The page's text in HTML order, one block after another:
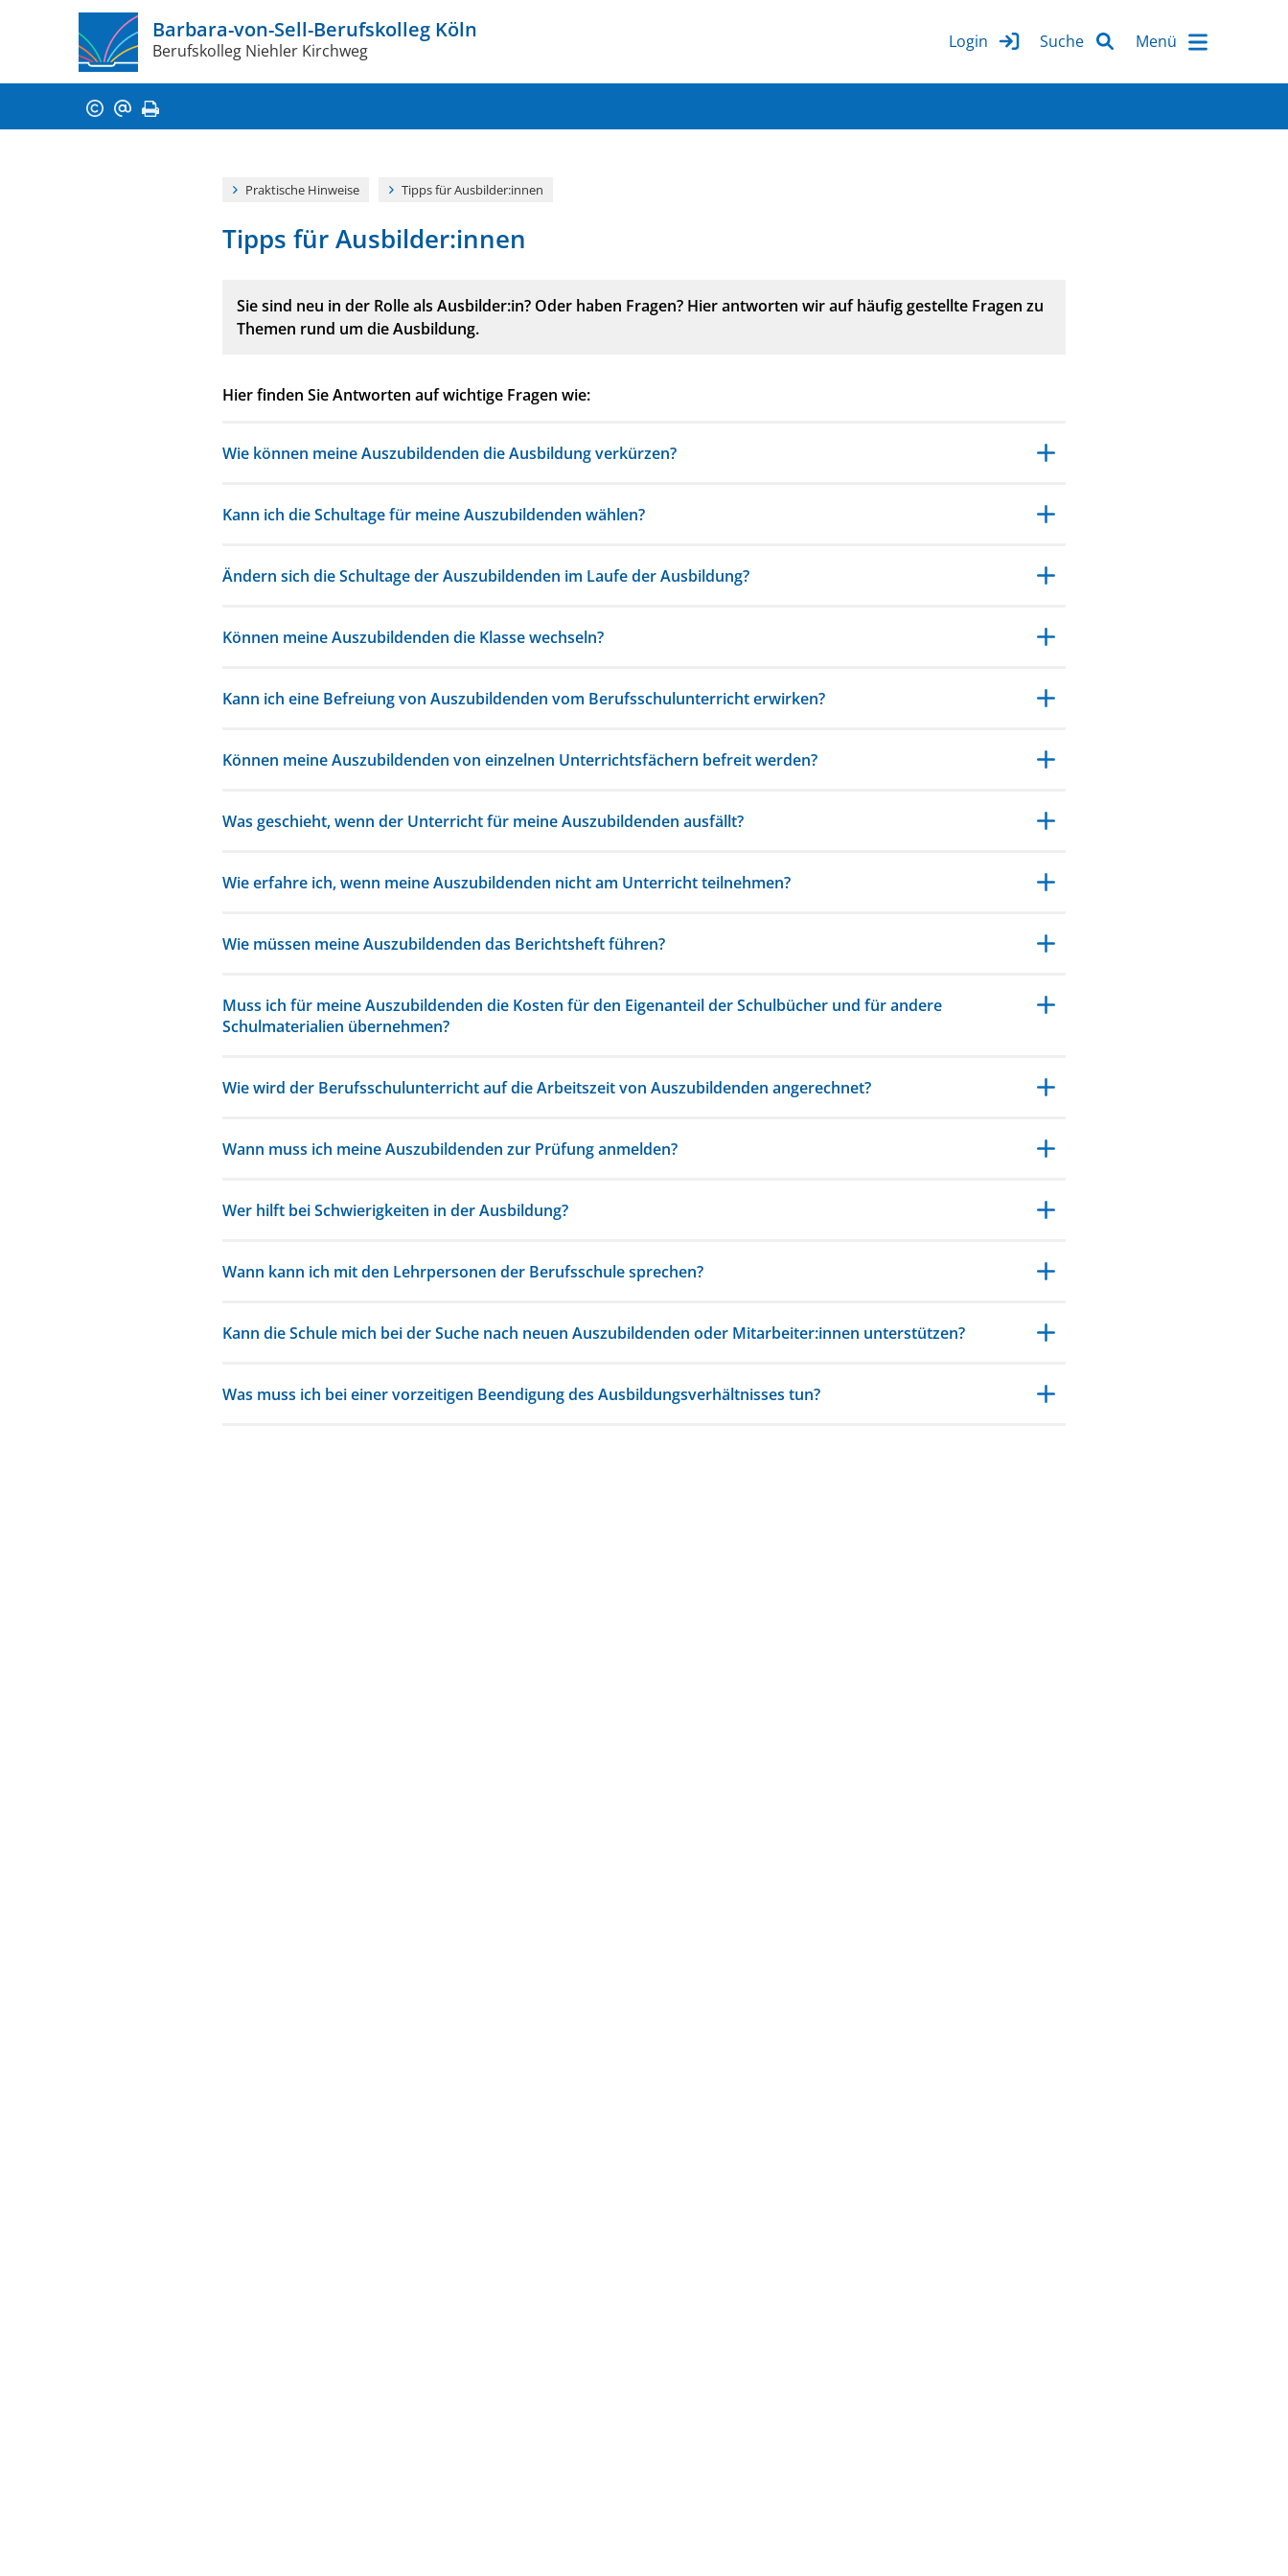
Barbara-von-Sell­­-Berufskolleg Köln
Berufskolleg Niehler Kirchweg Login Suche
Praktische Hinweise Tipps für Ausbilder:innen
Tipps für Ausbilder:innen
Sie sind neu in der Rolle als Ausbilder:in? Oder haben Fragen? Hier antworten wir auf häufig gestellte Fragen zu
Themen rund um die Ausbildung.
Hier finden Sie Antworten auf wichtige Fragen wie:
Wie können meine Auszubildenden die Ausbildung verkürzen?
Kann ich die Schultage für meine Auszubildenden wählen?
Ändern sich die Schultage der Auszubildenden im Laufe der Ausbildung?
Können meine Auszubildenden die Klasse wechseln?
Kann ich eine Befreiung von Auszubildenden vom Berufsschulunterricht erwirken?
Können meine Auszubildenden von einzelnen Unterrichtsfächern befreit werden?
Was geschieht, wenn der Unterricht für meine Auszubildenden ausfällt?
Wie erfahre ich, wenn meine Auszubildenden nicht am Unterricht teilnehmen?
Wie müssen meine Auszubildenden das Berichtsheft führen?
Muss ich für meine Auszubildenden die Kosten für den Eigenanteil der Schulbücher und für andere
Schulmaterialien übernehmen?
Wie wird der Berufsschulunterricht auf die Arbeitszeit von Auszubildenden angerechnet?
Wann muss ich meine Auszubildenden zur Prüfung anmelden?
Wer hilft bei Schwierigkeiten in der Ausbildung?
Wann kann ich mit den Lehrpersonen der Berufsschule sprechen?
Kann die Schule mich bei der Suche nach neuen Auszubildenden oder Mitarbeiter:innen unterstützen?
Was muss ich bei einer vorzeitigen Beendigung des Ausbildungsverhältnisses tun?